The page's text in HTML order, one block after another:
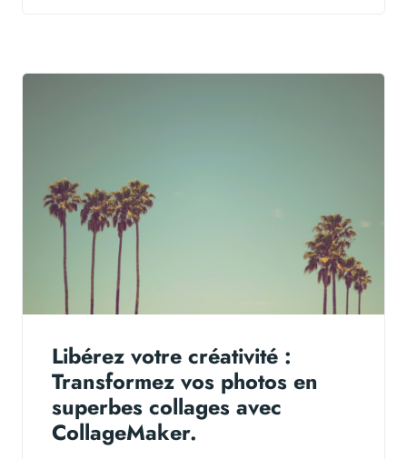
Libérez votre créativité :
Transformez vos photos en
superbes collages avec
CollageMaker.